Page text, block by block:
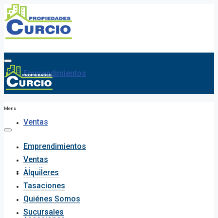
Emprendimientos
Ventas
Alquileres
Menu
Emprendimientos
Ventas
Alquileres
Tasaciones
Quiénes Somos
Sucursales